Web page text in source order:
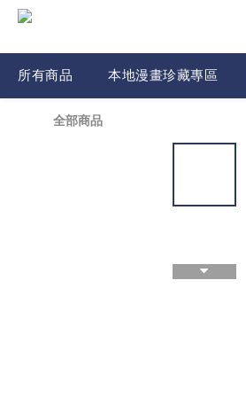
所有商品 本地漫畫珍藏專區
全部商品